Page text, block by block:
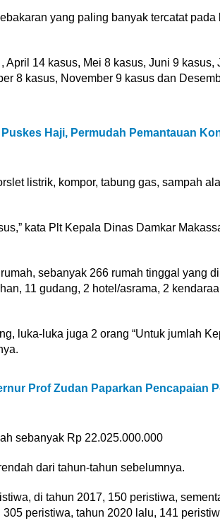
yang paling banyak tercatat pada
14 kasus, Mei 8 kasus, Juni 9 kasus,
8 kasus, November 9 kasus dan
Haji, Permudah Pemantauan
listrik, kompor, tabung gas, sampah
kata Plt Kepala Dinas Damkar
sebanyak 266 rumah tinggal yang
11 gudang, 2 hotel/asrama, 2
luka-luka juga 2 orang “Untuk jumlah
Prof Zudan Paparkan Pencapaian
sebanyak Rp 22.025.000.000
dari tahun-tahun sebelumnya.
di tahun 2017, 150 peristiwa,
peristiwa, tahun 2020 lalu, 141